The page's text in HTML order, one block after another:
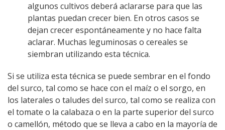
algunos cultivos deberá aclararse para que las
plantas puedan crecer bien. En otros casos se
dejan crecer espontáneamente y no hace falta
aclarar. Muchas leguminosas o cereales se
siembran utilizando esta técnica.
Si se utiliza esta técnica se puede sembrar en el fondo
del surco, tal como se hace con el maíz o el sorgo, en
los laterales o taludes del surco, tal como se realiza con
el tomate o la calabaza o en la parte superior del surco
o camellón, método que se lleva a cabo en la mayoría de